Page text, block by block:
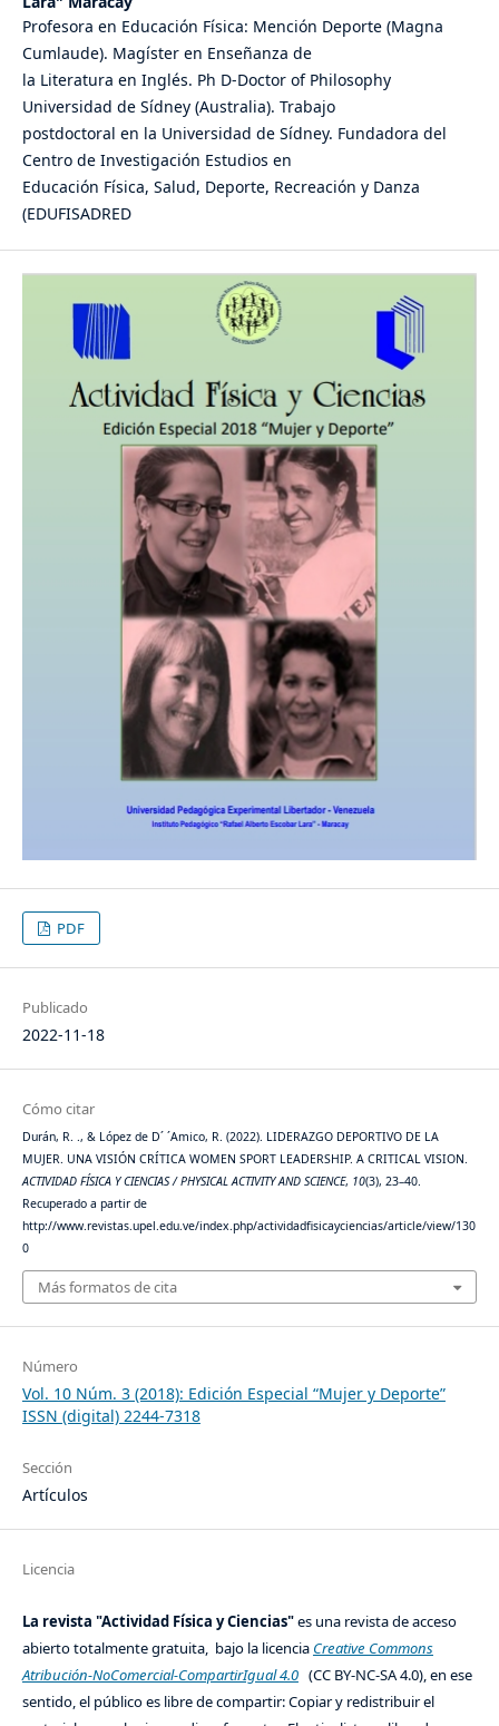
Profesora en Educación Física: Mención Deporte (Magna
Cumlaude). Magíster en Enseñanza de
la Literatura en Inglés. Ph D-Doctor of Philosophy
Universidad de Sídney (Australia). Trabajo
postdoctoral en la Universidad de Sídney. Fundadora del
Centro de Investigación Estudios en
Educación Física, Salud, Deporte, Recreación y Danza
(EDUFISADRED
PDF
Publicado
2022-11-18
Cómo citar
Durán, R. ., & López de D´ ´Amico, R. (2022). LIDERAZGO DEPORTIVO DE LA
MUJER. UNA VISIÓN CRÍTICA WOMEN SPORT LEADERSHIP. A CRITICAL VISION.
ACTIVIDAD FÍSICA Y CIENCIAS / PHYSICAL ACTIVITY AND SCIENCE, 10(3), 23–40.
Recuperado a partir de
http://www.revistas.upel.edu.ve/index.php/actividadfisicayciencias/article/view/130
0
Más formatos de cita
Número
Vol. 10 Núm. 3 (2018): Edición Especial “Mujer y Deporte”
ISSN (digital) 2244-7318
Sección
Artículos
Licencia
La revista "Actividad Física y Ciencias"es una revista de acceso
abierto totalmente gratuita, bajo la licencia Creative Commons
Atribución-NoComercial-CompartirIgual 4.0(CC BY-NC-SA 4.0), en ese
sentido, el público es libre de compartir: Copiar y redistribuir el